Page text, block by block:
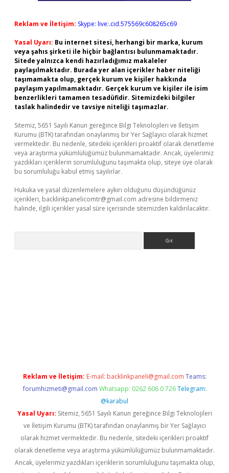
Reklam ve İletişim: Skype: live:.cid.575569c608265c69
Yasal Uyarı: Bu internet sitesi, herhangi bir marka, kurum
veya şahıs şirketi ile hiçbir bağlantısı bulunmamaktadır.
Sitede yalnızca kendi hazırladığımız makaleler
paylaşılmaktadır. Burada yer alan içerikler haber niteliği
taşımamakta olup, gerçek kurum ve kişiler hakkında
paylaşım yapılmamaktadır. Gerçek kurum ve kişiler ile isim
benzerlikleri tamamen tesadüfidir. Sitemizdeki bilgiler
taslak halindedir ve tavsiye niteliği taşımazlar.
Sitemiz, 5651 Sayılı Kanun gereğince Bilgi Teknolojileri ve İletişim
Kurumu (BTK) tarafından onaylanmış bir Yer Sağlayıcı olarak hizmet
vermektedir. Bu nedenle, sitedeki içerikleri proaktif olarak denetleme
veya araştırma yükümlülüğümüz bulunmamaktadır. Ancak, üyelerimiz
yazdıkları içeriklerin sorumluluğunu taşımakta olup, siteye üye olarak
bu sorumluluğu kabul etmiş sayılırlar.
Hukuka ve yasal düzenlemelere aykırı olduğunu düşündüğünüz
içerikleri, backlinkpanelicomtr@gmail.com adresine bildirmeniz
halinde, ilgili içerikler yasal süre içerisinde sitemizden kaldırılacaktır.
Reklam ve İletişim: E-mail: backlinkpaneli@gmail.com Teams:
forumhizmeti@gmail.com Whatsapp: 0262 606 0 726 Telegram:
@karabul
Yasal Uyarı: Sitemiz, 5651 Sayılı Kanun gereğince Bilgi Teknolojileri
ve İletişim Kurumu (BTK) tarafından onaylanmış bir Yer Sağlayıcı
olarak hizmet vermektedir. Bu nedenle, sitedeki içerikleri proaktif
olarak denetleme veya araştırma yükümlülüğümüz bulunmamaktadır.
Ancak, üyelerimiz yazdıkları içeriklerin sorumluluğunu taşımakta olup,